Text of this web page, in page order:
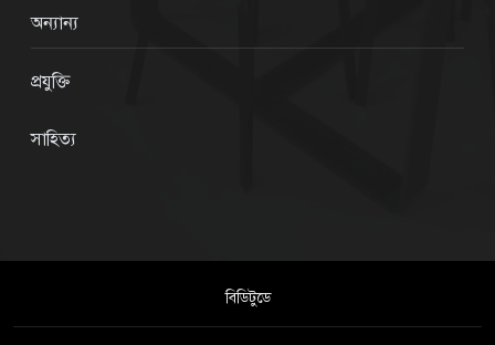
অন্যান্য
প্রযুক্তি
সাহিত্য
বিডিটুডে